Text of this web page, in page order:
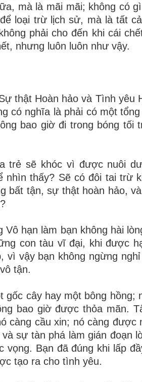
mà là mãi mãi; không có
loại trừ lịch sử, mà là tất
phải cho đến khi cái
nhưng luôn luôn như vậy.
thật Hoàn hảo và Tình yêu
có nghĩa là phải có một
bao giờ đi trong bóng tối
trẻ sẽ khóc vì được nuôi
nhìn thấy? Sẽ có đôi tai trừ
bất tận, sự thật hoàn hảo,
hạn làm bạn không hài
con tàu vĩ đại, khi được
vì vậy bạn không ngừng
tận.
cây hay một bông hồng;
bao giờ được thỏa mãn.
càng cầu xin; nó càng được
sự tàn phá làm gián đoạn
vọng. Bạn đã đúng khi lấp
tạo ra cho tình yêu.